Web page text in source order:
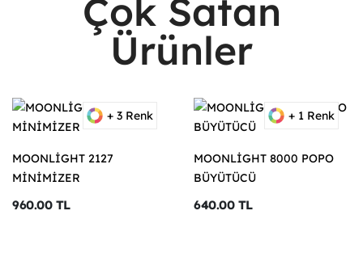
Çok Satan
Ürünler
+ 3 Renk
MOONLİGHT 2127
MİNİMİZER
960.00 TL
+ 1 Renk
MOONLİGHT 8000 POPO
BÜYÜTÜCÜ
640.00 TL